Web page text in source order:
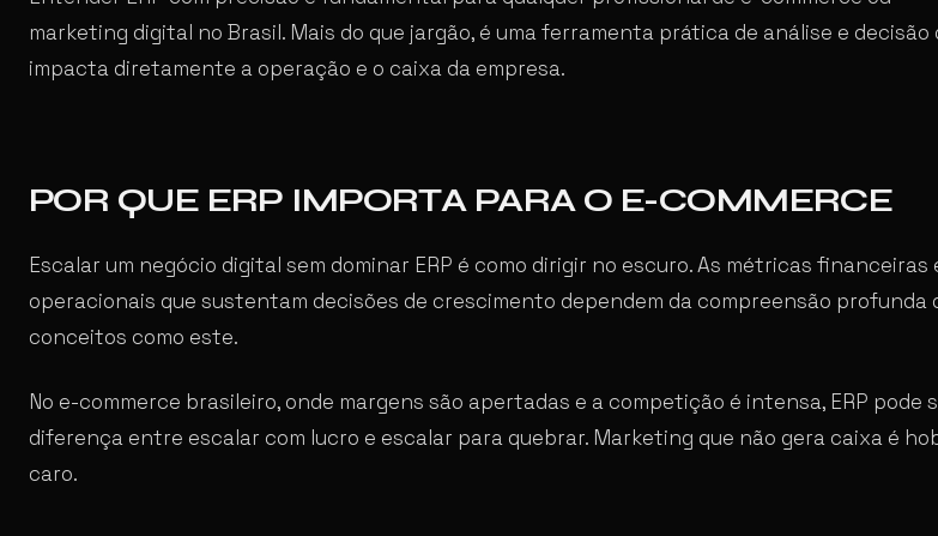
marketing digital no Brasil. Mais do que jargão, é uma ferramenta prática de análise e decisão
impacta diretamente a operação e o caixa da empresa.
POR QUE ERP IMPORTA PARA O E-COMMERCE
Escalar um negócio digital sem dominar ERP é como dirigir no escuro. As métricas financeiras
operacionais que sustentam decisões de crescimento dependem da compreensão profunda
conceitos como este.
No e-commerce brasileiro, onde margens são apertadas e a competição é intensa, ERP pode
diferença entre escalar com lucro e escalar para quebrar. Marketing que não gera caixa é
caro.